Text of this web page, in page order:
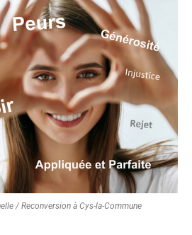
/ Reconversion à Cys-la-Commune